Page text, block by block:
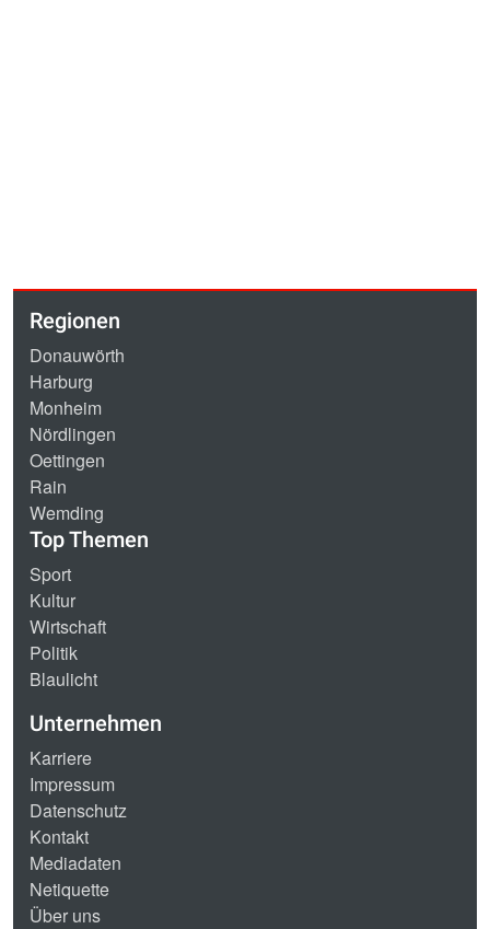
Regionen
Donauwörth
Harburg
Monheim
Nördlingen
Oettingen
Rain
Wemding
Top Themen
Sport
Kultur
Wirtschaft
Politik
Blaulicht
Unternehmen
Karriere
Impressum
Datenschutz
Kontakt
Mediadaten
Netiquette
Über uns